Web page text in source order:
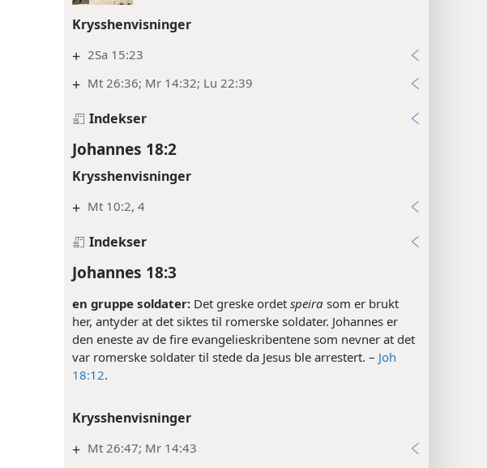
Krysshenvisninger
+ 2Sa 15:23
+ Mt 26:36; Mr 14:32; Lu 22:39
Indekser
Johannes 18:2
Krysshenvisninger
+ Mt 10:2, 4
Indekser
Johannes 18:3
en gruppe soldater: Det greske ordet speira som er brukt
her, antyder at det siktes til romerske soldater. Johannes er
den eneste av de fire evangelieskribentene som nevner at det
var romerske soldater til stede da Jesus ble arrestert. – Joh
18:12.
Krysshenvisninger
+ Mt 26:47; Mr 14:43